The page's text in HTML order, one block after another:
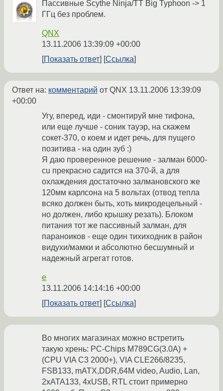
Пассивные Scythe Ninja/TT Big Typhoon -> 1
ГГц без проблем.
QNX
13.11.2006 13:39:09 +00:00
Показать ответ
Ссылка
Ответ на: комментарий от QNX 13.11.2006 13:39:09
+00:00
Угу, вперед, иди - смонтируй мне тифона,
или еще лучше - соник тауэр, на скажем
сокет-370, о коем и идет речь, для пущего
позитива - на один зуб :)
Я даю проверенное решение - залман 6000-
cu прекрасно садится на 370-й, а для
охлаждения достаточно залмановского же
120мм карлсона на 5 вольтах (отвод тепла
всяко должен быть, хоть микродецельный -
но должен, либо крышку резать). Блоком
питания тот же пассивный залман, для
параноиков - еще один тихиходник в район
видухи/мамки и абсолютно бесшумный и
надежный агрегат готов.
e
13.11.2006 14:14:16 +00:00
Показать ответ
Ссылка
Во многих магазинах можно встретить
такую хрень: PC-Chips M789CG(3.0A) +
(CPU VIA C3 2000+), VIA CLE266/8235,
FSB133, mATX,DDR,64M video, Audio, Lan,
2xATA133, 4xUSB, RTL стоит примерно